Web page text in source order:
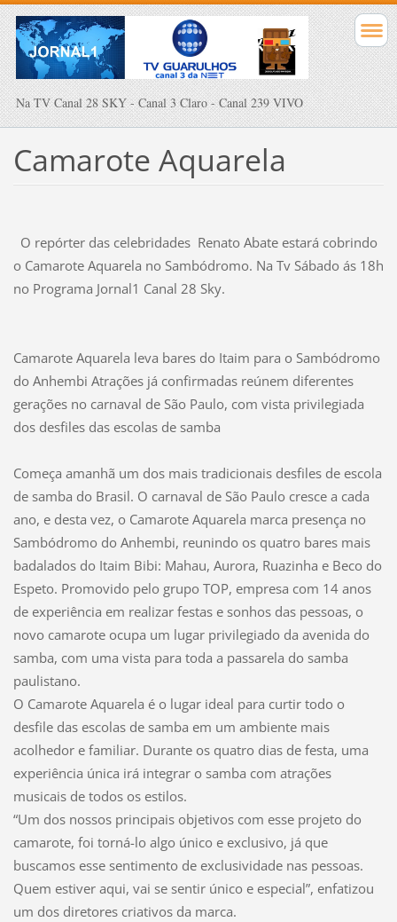
Na TV Canal 28 SKY - Canal 3 Claro - Canal 239 VIVO
Camarote Aquarela
O repórter das celebridades Renato Abate estará cobrindo
o Camarote Aquarela no Sambódromo. Na Tv Sábado ás 18h
no Programa Jornal1 Canal 28 Sky.
Camarote Aquarela leva bares do Itaim para o Sambódromo
do Anhembi Atrações já confirmadas reúnem diferentes
gerações no carnaval de São Paulo, com vista privilegiada
dos desfiles das escolas de samba
Começa amanhã um dos mais tradicionais desfiles de escola
de samba do Brasil. O carnaval de São Paulo cresce a cada
ano, e desta vez, o Camarote Aquarela marca presença no
Sambódromo do Anhembi, reunindo os quatro bares mais
badalados do Itaim Bibi: Mahau, Aurora, Ruazinha e Beco do
Espeto. Promovido pelo grupo TOP, empresa com 14 anos
de experiência em realizar festas e sonhos das pessoas, o
novo camarote ocupa um lugar privilegiado da avenida do
samba, com uma vista para toda a passarela do samba
paulistano.
O Camarote Aquarela é o lugar ideal para curtir todo o
desfile das escolas de samba em um ambiente mais
acolhedor e familiar. Durante os quatro dias de festa, uma
experiência única irá integrar o samba com atrações
musicais de todos os estilos.
“Um dos nossos principais objetivos com esse projeto do
camarote, foi torná-lo algo único e exclusivo, já que
buscamos esse sentimento de exclusividade nas pessoas.
Quem estiver aqui, vai se sentir único e especial”, enfatizou
um dos diretores criativos da marca.